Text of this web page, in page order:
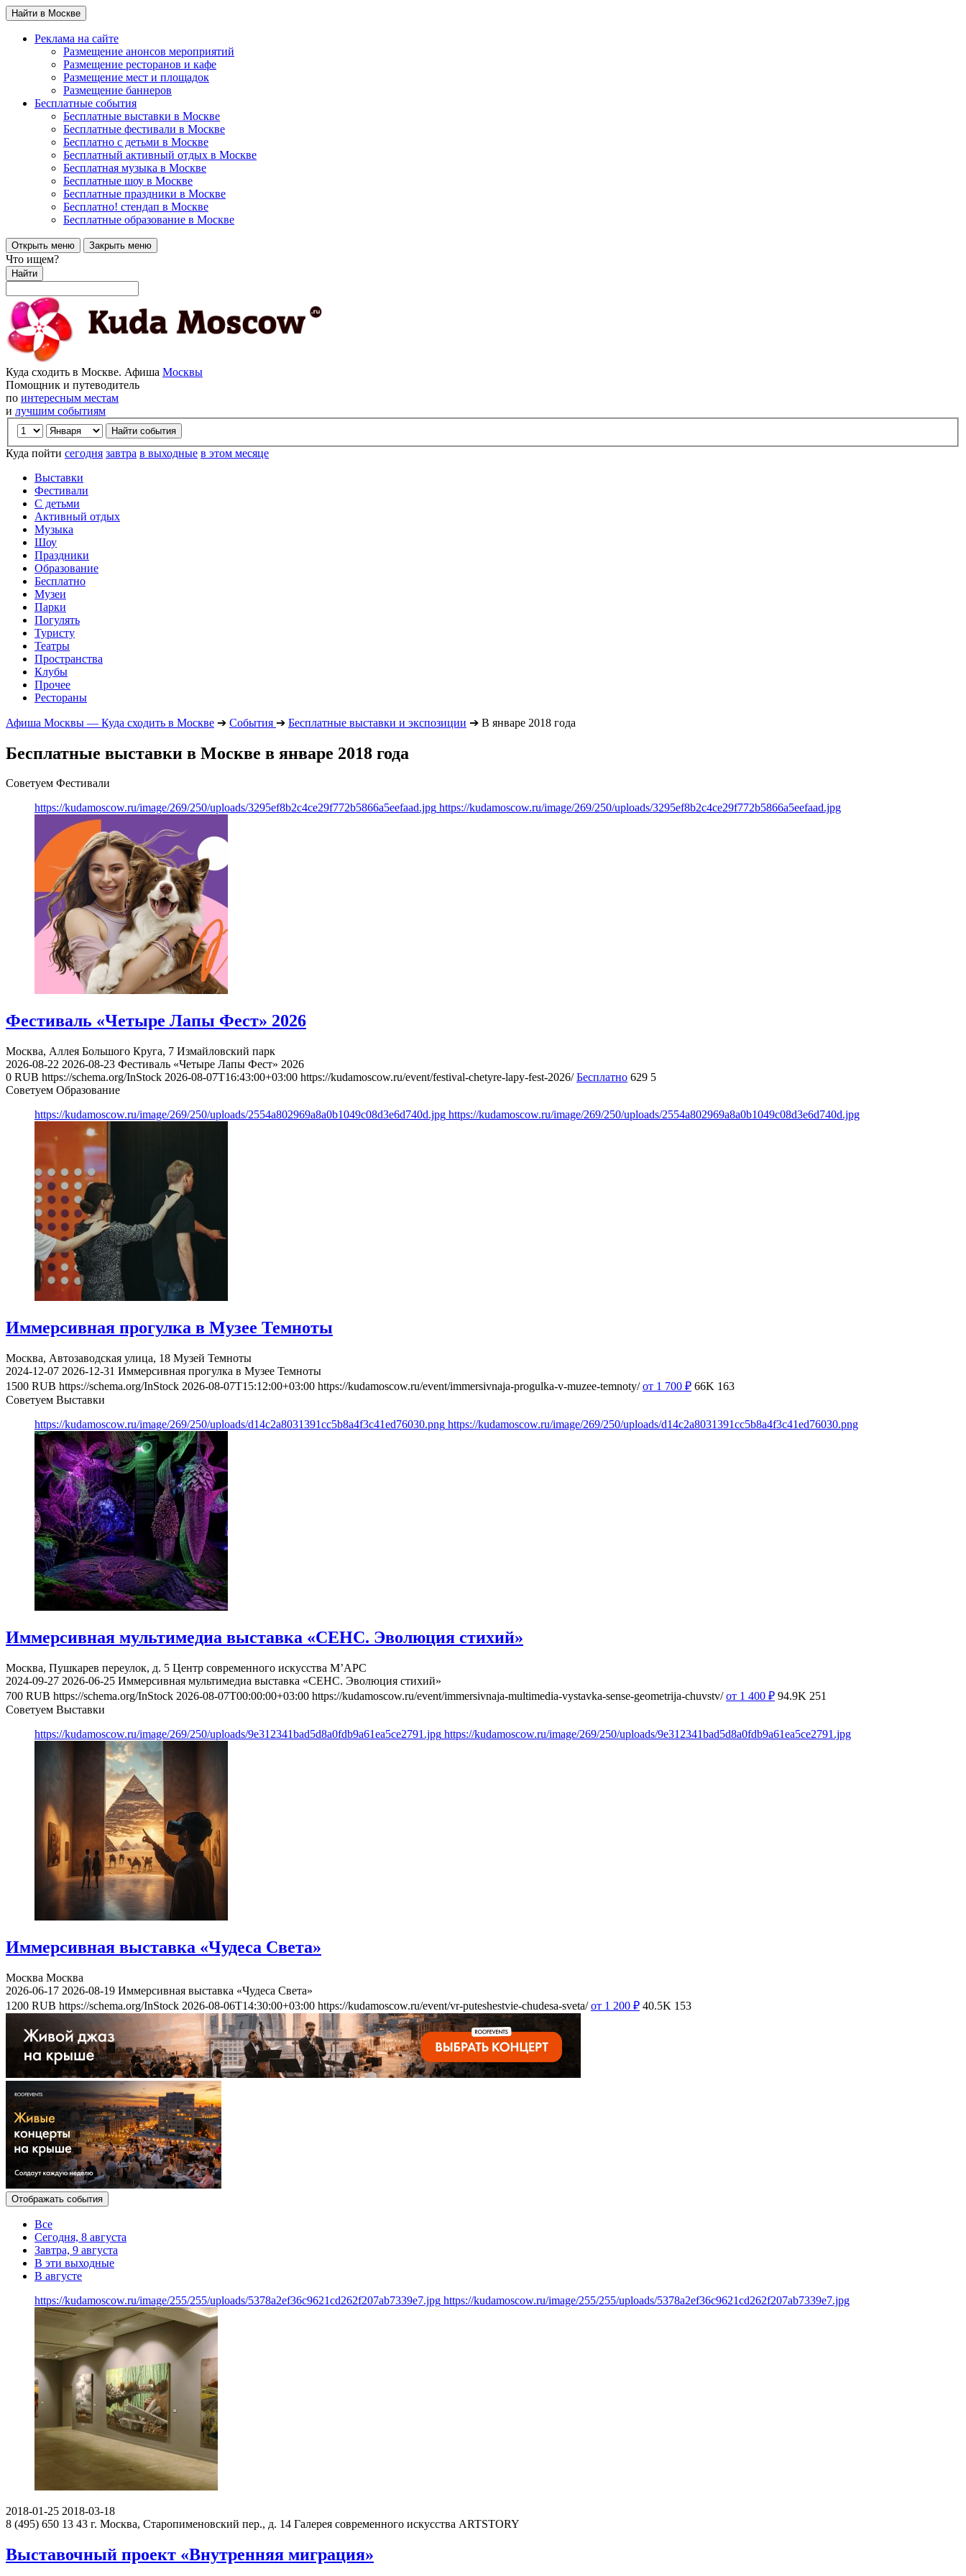
Найти в Москве
Реклама на сайте
Размещение анонсов мероприятий
Размещение ресторанов и кафе
Размещение мест и площадок
Размещение баннеров
Бесплатные события
Бесплатные выставки в Москве
Бесплатные фестивали в Москве
Бесплатно с детьми в Москве
Бесплатный активный отдых в Москве
Бесплатная музыка в Москве
Бесплатные шоу в Москве
Бесплатные праздники в Москве
Бесплатно! стендап в Москве
Бесплатные образование в Москве
Открыть меню Закрыть меню
Что ищем?
Найти
Куда сходить в Москве. Афиша Москвы
Помощник и путеводитель
по интересным местам
и лучшим событиям
Куда пойти сегодня завтра в выходные в этом месяце
Выставки
Фестивали
С детьми
Активный отдых
Музыка
Шоу
Праздники
Образование
Бесплатно
Музеи
Парки
Погулять
Туристу
Театры
Пространства
Клубы
Прочее
Рестораны
Афиша Москвы — Куда сходить в Москве ➔ События ➔ Бесплатные выставки и экспозиции ➔ В январе 2018 года
Бесплатные выставки в Москве в январе 2018 года
Советуем Фестивали
https://kudamoscow.ru/image/269/250/uploads/3295ef8b2c4ce29f772b5866a5eefaad.jpg https://kudamoscow.ru/image/269/250/uploads/3295ef8b2c4ce29f772b5866a5eefaad.jpg
Фестиваль «Четыре Лапы Фест» 2026
Москва, Аллея Большого Круга, 7 Измайловский парк
2026-08-22 2026-08-23 Фестиваль «Четыре Лапы Фест» 2026
0 RUB https://schema.org/InStock 2026-08-07T16:43:00+03:00 https://kudamoscow.ru/event/festival-chetyre-lapy-fest-2026/ Бесплатно 629 5
Советуем Образование
https://kudamoscow.ru/image/269/250/uploads/2554a802969a8a0b1049c08d3e6d740d.jpg https://kudamoscow.ru/image/269/250/uploads/2554a802969a8a0b1049c08d3e6d740d.jpg
Иммерсивная прогулка в Музее Темноты
Москва, Автозаводская улица, 18 Музей Темноты
2024-12-07 2026-12-31 Иммерсивная прогулка в Музее Темноты
1500 RUB https://schema.org/InStock 2026-08-07T15:12:00+03:00 https://kudamoscow.ru/event/immersivnaja-progulka-v-muzee-temnoty/ от 1 700 ₽ 66K 163
Советуем Выставки
https://kudamoscow.ru/image/269/250/uploads/d14c2a8031391cc5b8a4f3c41ed76030.png https://kudamoscow.ru/image/269/250/uploads/d14c2a8031391cc5b8a4f3c41ed76030.png
Иммерсивная мультимедиа выставка «СЕНС. Эволюция стихий»
Москва, Пушкарев переулок, д. 5 Центр современного искусства М’АРС
2024-09-27 2026-06-25 Иммерсивная мультимедиа выставка «СЕНС. Эволюция стихий»
700 RUB https://schema.org/InStock 2026-08-07T00:00:00+03:00 https://kudamoscow.ru/event/immersivnaja-multimedia-vystavka-sense-geometrija-chuvstv/ от 1 400 ₽ 94.9K 251
Советуем Выставки
https://kudamoscow.ru/image/269/250/uploads/9e312341bad5d8a0fdb9a61ea5ce2791.jpg https://kudamoscow.ru/image/269/250/uploads/9e312341bad5d8a0fdb9a61ea5ce2791.jpg
Иммерсивная выставка «Чудеса Света»
Москва Москва
2026-06-17 2026-08-19 Иммерсивная выставка «Чудеса Света»
1200 RUB https://schema.org/InStock 2026-08-06T14:30:00+03:00 https://kudamoscow.ru/event/vr-puteshestvie-chudesa-sveta/ от 1 200 ₽ 40.5K 153
Отображать события
Все
Сегодня, 8 августа
Завтра, 9 августа
В эти выходные
В августе
https://kudamoscow.ru/image/255/255/uploads/5378a2ef36c9621cd262f207ab7339e7.jpg https://kudamoscow.ru/image/255/255/uploads/5378a2ef36c9621cd262f207ab7339e7.jpg
2018-01-25 2018-03-18
8 (495) 650 13 43 г. Москва, Старопименовский пер., д. 14 Галерея современного искусства ARTSTORY
Выставочный проект «Внутренняя миграция»